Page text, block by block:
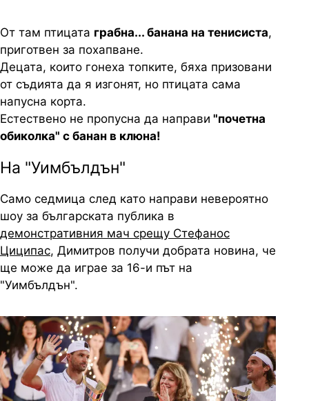
От там птицата грабна... банана на тенисиста,
приготвен за похапване.
Децата, които гонеха топките, бяха призовани
от съдията да я изгонят, но птицата сама
напусна корта.
Естествено не пропусна да направи "почетна
обиколка" с банан в клюна!
На "Уимбълдън"
Само седмица след като направи невероятно
шоу за българската публика в
демонстративния мач срещу Стефанос
Циципас, Димитров получи добрата новина, че
ще може да играе за 16-и път на
"Уимбълдън".